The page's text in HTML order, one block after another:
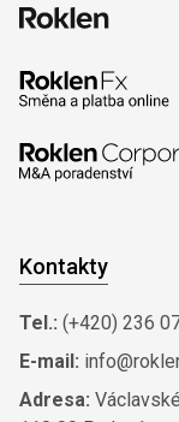
Kontakty
Tel.: (+420) 236
E-mail:
Adresa: